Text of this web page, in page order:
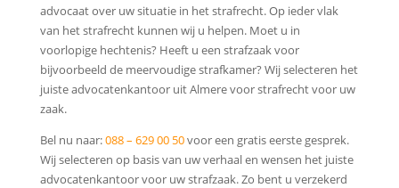
advocaat over uw situatie in het strafrecht. Op ieder vlak
van het strafrecht kunnen wij u helpen. Moet u in
voorlopige hechtenis? Heeft u een strafzaak voor
bijvoorbeeld de meervoudige strafkamer? Wij selecteren het
juiste advocatenkantoor uit Almere voor strafrecht voor uw
zaak.
Bel nu naar:088 – 629 00 50voor een gratis eerste gesprek.
Wij selecteren op basis van uw verhaal en wensen het juiste
advocatenkantoor voor uw strafzaak. Zo bent u verzekerd